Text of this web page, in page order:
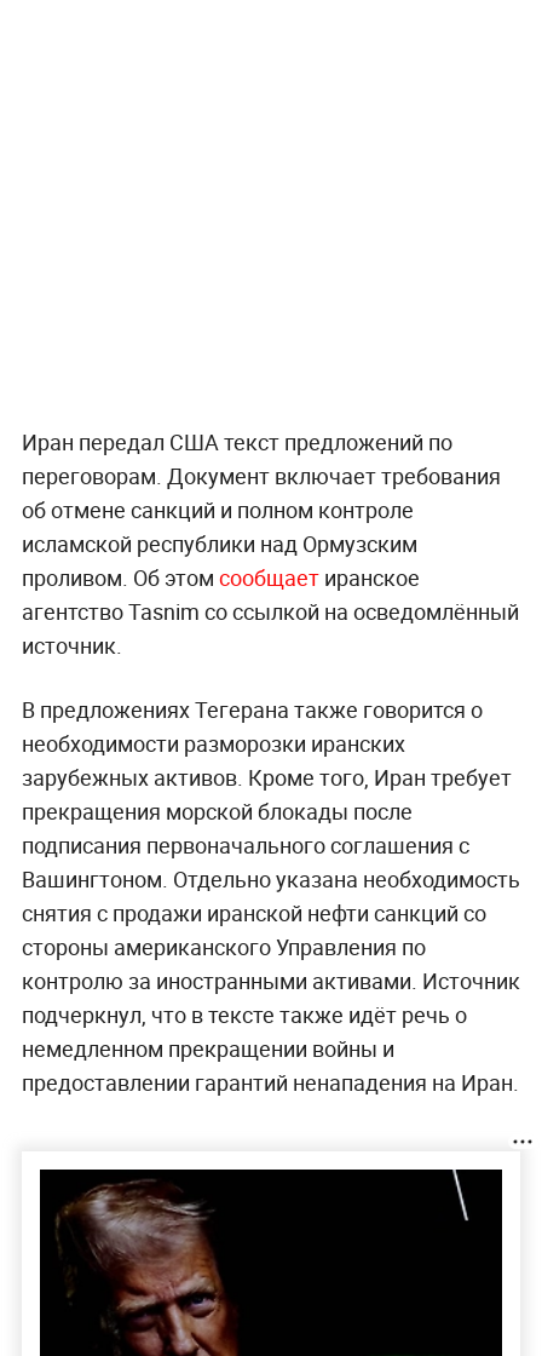
Иран передал США текст предложений по
переговорам. Документ включает требования
об отмене санкций и полном контроле
исламской республики над Ормузским
проливом. Об этом сообщаетиранское
агентство Tasnim со ссылкой на осведомлённый
источник.
В предложениях Тегерана также говорится о
необходимости разморозки иранских
зарубежных активов. Кроме того, Иран требует
прекращения морской блокады после
подписания первоначального соглашения с
Вашингтоном. Отдельно указана необходимость
снятия с продажи иранской нефти санкций со
стороны американского Управления по
контролю за иностранными активами. Источник
подчеркнул, что в тексте также идёт речь о
немедленном прекращении войны и
предоставлении гарантий ненападения на Иран.